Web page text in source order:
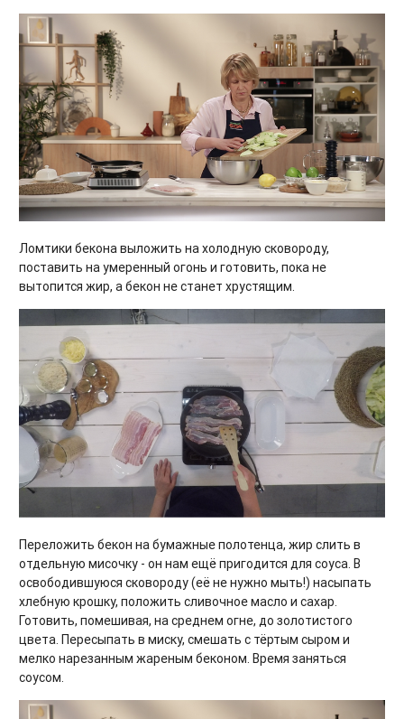
Ломтики бекона выложить на холодную сковороду,
поставить на умеренный огонь и готовить, пока не
вытопится жир, а бекон не станет хрустящим.
Переложить бекон на бумажные полотенца, жир слить в
отдельную мисочку - он нам ещё пригодится для соуса. В
освободившуюся сковороду (её не нужно мыть!) насыпать
хлебную крошку, положить сливочное масло и сахар.
Готовить, помешивая, на среднем огне, до золотистого
цвета. Пересыпать в миску, смешать с тёртым сыром и
мелко нарезанным жареным беконом. Время заняться
соусом.